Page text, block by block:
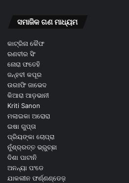
ସମାଜିକ ଗଣ ମାଧ୍ୟମ
କାଟ୍ରିନା କୈଫ
ରଣବୀର ସିଂ
ନୋରା ଫତେହି
ଜନ୍ହବୀ କପୂର
ଉରଃଫି ଜାଭେଦ
କିଆରା ଆଡ଼ଭାନୀ
Kriti Sanon
ମଲାଇକା ଅରୋରା
ଇଷା ଗୁପ୍ତା
ପ୍ରିୟଙ୍କା ଚୋପ୍ରା
ନୁଁଶ୍ର୍ରତ୍ତ ଭ୍ରୁଚ୍ଛା
ଦିଶା ପାଟାନି
ଅନନ୍ୟା ପଂଡେ
ଯାକଲୀନ ଫର୍ଣ୍ଣଣ୍ଡେଜ଼